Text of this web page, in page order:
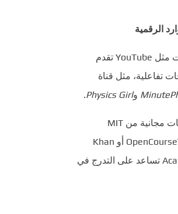
الرقمية
منصات مثل YouTube تقدم
تفاعلية، مثل قناة
وPhysics Girl
.
كورسات مجانية من MIT
OpenCourseWare أو Khan
Academy تساعد على التدرج في